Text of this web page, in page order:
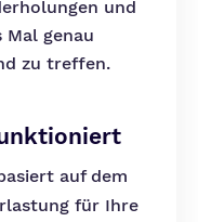
und
Mal genau
zu treffen.
auf dem
für Ihre